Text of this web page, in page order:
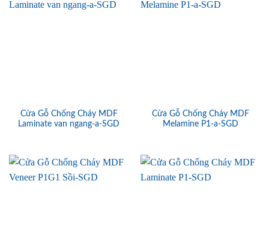
Cửa Gỗ Chống Cháy MDF
Laminate van ngang-a-SGD
Cửa Gỗ Chống Cháy MDF
Melamine P1-a-SGD